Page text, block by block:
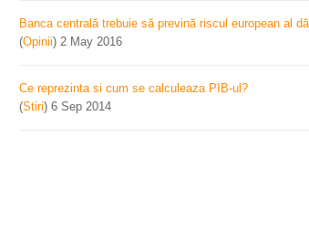
Banca centrală trebuie să prevină riscul european al
(Opinii) 2 May 2016
Ce reprezinta si cum se calculeaza PIB-ul?
(Stiri) 6 Sep 2014